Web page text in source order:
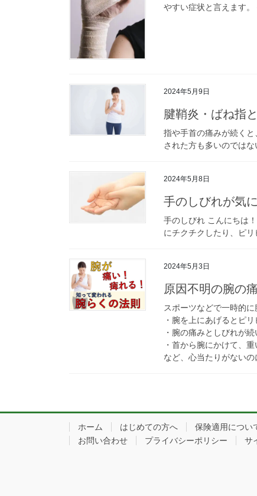
やすい症状と言えます
2024年5月9日
腱鞘炎・ばね指
指や手首の痛みが続く
された方も多いのでは
2024年5月8日
手のしびれが気
手のしびれ こんにちは
にチクチクしたり、ピ
2024年5月3日
原因不明の腕の
スポーツなどで一時的
・腕を上にあげるとピ
・腕の痛みとしびれが続
・首から腕にかけて、
など、心当たりがない
ホーム はじめての方へ 保険適用につい
お問い合わせ
プライバシーポリシー サ